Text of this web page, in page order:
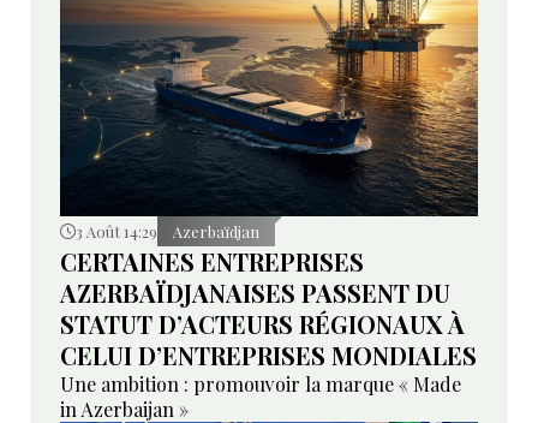
3 Août 14:29 Azerbaïdjan
CERTAINES ENTREPRISES
AZERBAÏDJANAISES PASSENT DU
STATUT D’ACTEURS RÉGIONAUX À
CELUI D’ENTREPRISES MONDIALES
Une ambition : promouvoir la marque « Made
in Azerbaijan »